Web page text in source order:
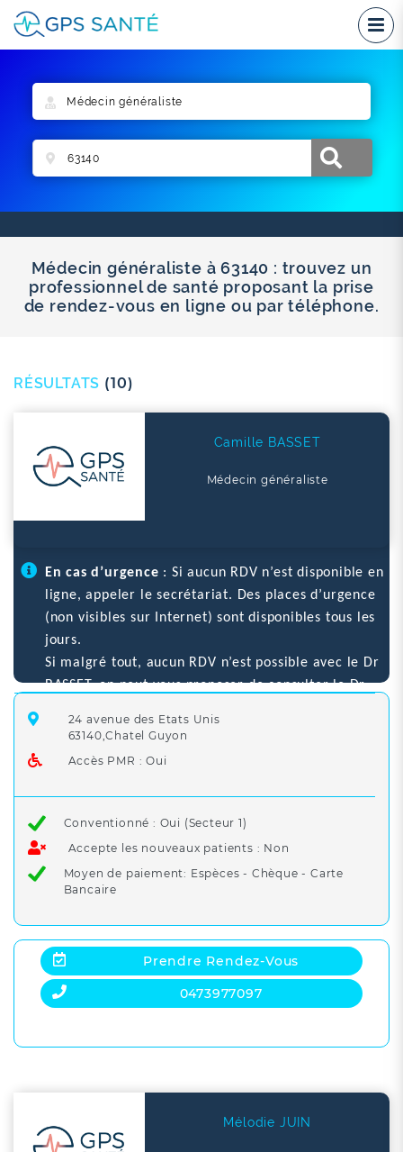
Médecin généraliste à 63140 : trouvez un
professionnel de santé proposant la prise
de rendez-vous en ligne ou par téléphone.
RÉSULTATS (10)
Camille BASSET
Médecin généraliste
En cas d’urgence : Si aucun RDV n’est disponible en
ligne, appeler le secrétariat. Des places d’urgence
(non visibles sur Internet) sont disponibles tous les
jours.
Si malgré tout, aucun RDV n’est possible avec le Dr
BASSET, on peut vous proposer de consulter le Dr
MALHANCHE.
En cas d’urgence
sur les heures non ouvrées
fériés) : Appeler le 15 pour être conseillé et orienté
si besoin vers la maison médicale de garde de
Volvic ou les Urgences.
En cas d’urgence vitale
: Appeler le 15
24 avenue des Etats Unis
63140,Chatel Guyon
Accès PMR : Oui
Conventionné : Oui (Secteur 1)
Accepte les nouveaux patients : Non
Moyen de paiement: Espèces - Chèque - Carte
Bancaire
Prendre Rendez-Vous
0473977097
Mélodie JUIN